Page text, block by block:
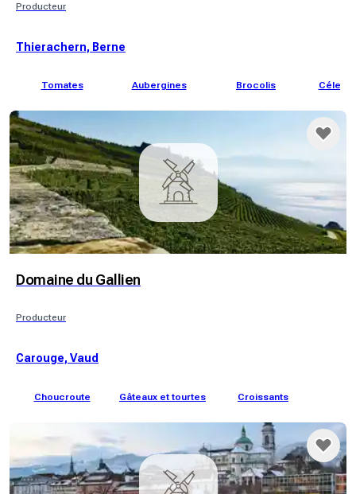
Producteur
Thierachern, Berne
Tomates Aubergines Brocolis Céleri-
Domaine du Gallien
Producteur
Carouge, Vaud
Choucroute Gâteaux et tourtes Croissants